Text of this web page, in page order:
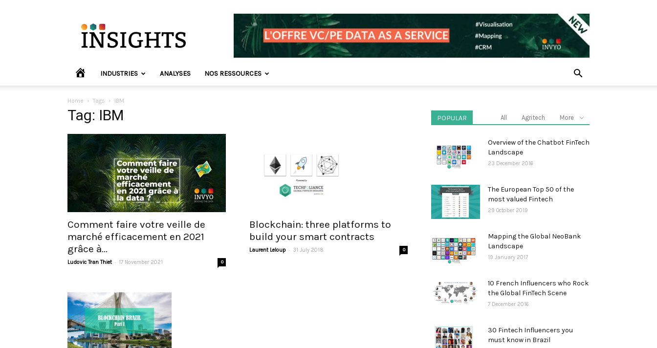
Insights
Europe
HOME INDUSTRIES ANALYSES NOS RESSOURCES
Home Tags IBM
Tag: IBM
Comment faire votre veille de
marché efficacement en 2021
grâce à...
Ludovic Tran Thiet - 17 November 2021 0
Blockchain: three platforms to
build your smart contracts
Laurent Leloup - 31 July 2018 0
POPULAR All Agritech More
Overview of the Chatbot FinTech
Landscape
23 December 2016
The European Top 50 of the
most valued Fintech
29 October 2019
Mapping the Global NeoBank
Landscape
19 January 2017
10 French Influencers who Rock
the Global FinTech Scene
7 December 2016
30 Fintech Influencers you
must know in Brazil